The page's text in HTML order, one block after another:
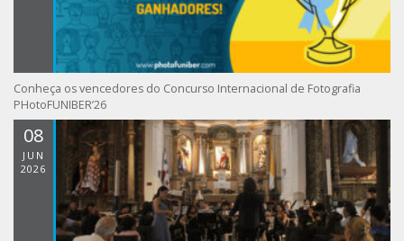
Conheça os vencedores do Concurso Internacional de Fotografia
PHotoFUNIBER’26
08
JUN
2026